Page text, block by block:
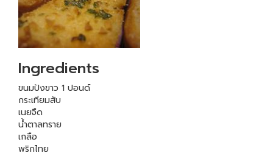
Ingredients
ขนมปังขาว 1 ปอนด์
กระเทียมสับ
เนยจืด
น้ำตาลทราย
เกลือ
พริกไทย